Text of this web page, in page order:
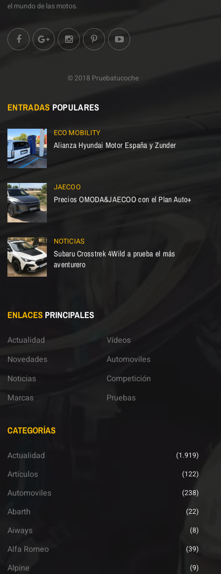
el mundo de las motos.
© 2018 Pruebatucoche
ENTRADAS POPULARES
ECO MOBILITY
Alianza Hyundai Motor España y Zunder
JAECOO
Precios OMODA&JAECOO con el Plan Auto+
NOTICIAS
Subaru Crosstrek 4Wild a prueba el más
aventurero
ENLACES PRINCIPALES
Actualidad
Novedades
Noticias
Marcas
Vídeos
Automoviles
Competición
Pruebas
CATEGORÍAS
Actualidad (1.919)
Artículos (122)
Automoviles (238)
Abarth (22)
Aiways (8)
Alfa Romeo (39)
Alpine (9)